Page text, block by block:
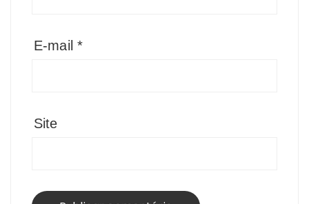
E-mail*
Site